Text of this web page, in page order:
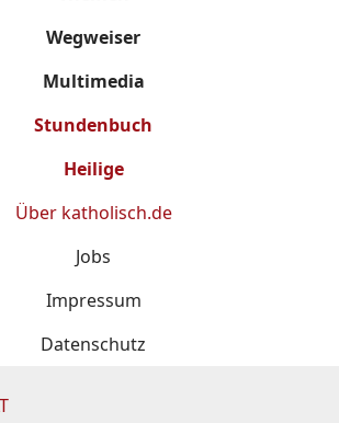
Wegweiser
Multimedia
Stundenbuch
Heilige
Über katholisch.de
Jobs
Impressum
Datenschutz